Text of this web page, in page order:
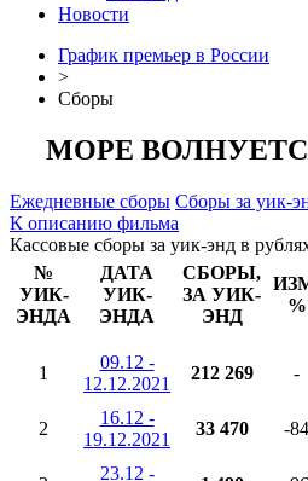
Новости
График премьер в России
>
Сборы
МОРЕ
Ежедневные сборы Сборы за уик-
К описанию фильма
Кассовые сборы за уик-энд в
№
УИК-
ЭНДА
ДАТА
УИК-
ЭНДА
СБОРЫ,
ЗА УИК-
ЭНД
%
1
09.12 -
12.12.2021
212 269 -
2
16.12 -
19.12.2021
33 470 -84
23.12 -